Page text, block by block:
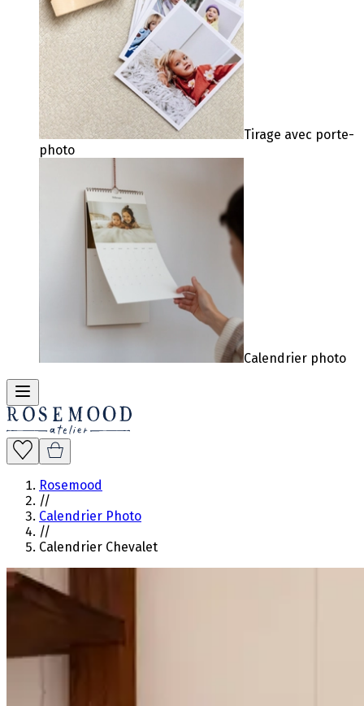
Tirage avec porte-
photo
Calendrier photo
Rosemood
//
Calendrier Photo
//
Calendrier Chevalet